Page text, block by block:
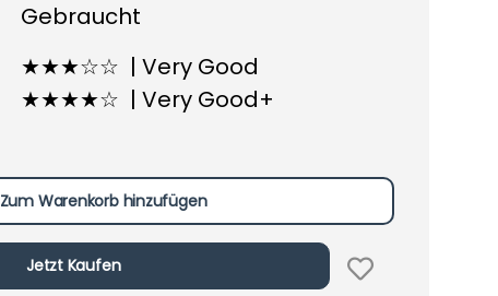
Gebraucht
★★★☆☆ | Very Good
★★★★☆ | Very Good+
Zum Warenkorb hinzufügen
Jetzt Kaufen